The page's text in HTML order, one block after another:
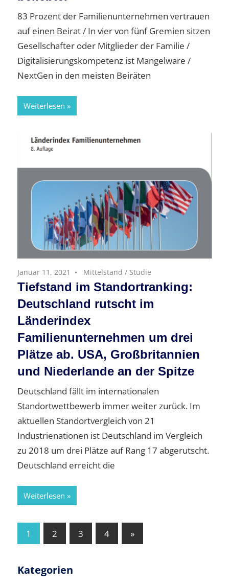
83 Prozent der Familienunternehmen vertrauen
auf einen Beirat / In vier von fünf Gremien sitzen
Gesellschafter oder Mitglieder der Familie /
Digitalisierungskompetenz ist Mangelware /
NextGen in den meisten Beiräten
Weiterlesen
Januar 11, 2021 Mittelstand / Studie
Tiefstand im Standortranking:
Deutschland rutscht im
Länderindex
Familienunternehmen um drei
Plätze ab. USA, Großbritannien
und Niederlande an der Spitze
Deutschland fällt im internationalen
Standortwettbewerb immer weiter zurück. Im
aktuellen Standortvergleich von 21
Industrienationen ist Deutschland im Vergleich
zu 2018 um drei Plätze auf Rang 17 abgerutscht.
Deutschland erreicht die
Weiterlesen
Seitennummerierung
Beiträge
1 2 3 4
Nächste
Beiträge
»
Kategorien